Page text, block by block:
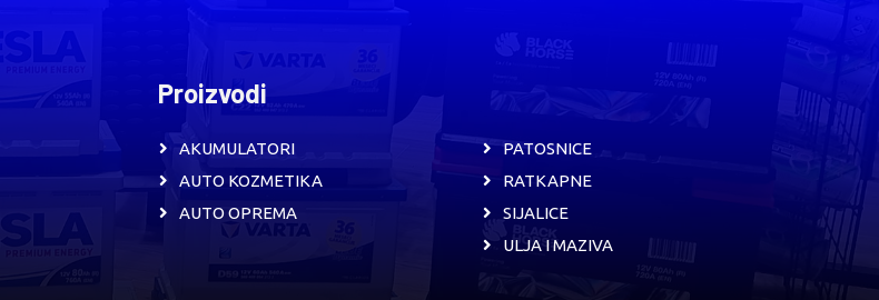
Proizvodi
AKUMULATORI
AUTO KOZMETIKA
AUTO OPREMA
PATOSNICE
RATKAPNE
SIJALICE
ULJA I MAZIVA